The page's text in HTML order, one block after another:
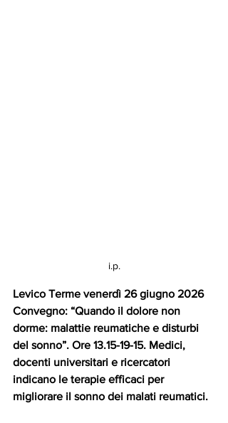
i.p.
Levico Terme venerdì 26 giugno 2026
Convegno: “Quando il dolore non
dorme: malattie reumatiche e disturbi
del sonno”. Ore 13.15-19-15. Medici,
docenti universitari e ricercatori
indicano le terapie efficaci per
migliorare il sonno dei malati reumatici.